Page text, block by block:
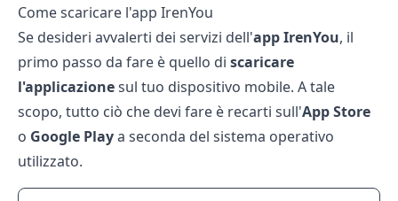
Come scaricare l'app IrenYou
Se desideri avvalerti dei servizi dell'appIrenYou, il
primo passo da fare è quello di scaricare
l'applicazionesul tuo dispositivo mobile. A tale
scopo, tutto ciò che devi fare è recarti sull'AppStore
o Google Playa seconda del sistema operativo
utilizzato.